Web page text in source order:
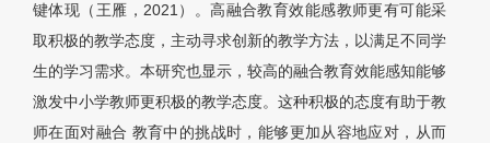
键体现（王雁，2021）。高融合教育效能感教师更有可能采
取积极的教学态度，主动寻求创新的教学方法，以满足不同学
生的学习需求。本研究也显示，较高的融合教育效能感知能够
激发中小学教师更积极的教学态度。这种积极的态度有助于教
师在面对融合 教育中的挑战时，能够更加从容地应对，从而